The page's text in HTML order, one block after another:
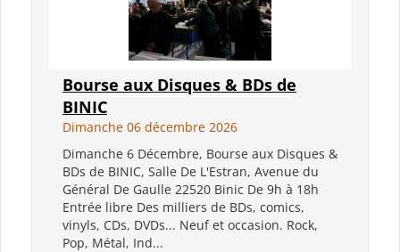
Bourse aux Disques & BDs de
BINIC
Dimanche 06 décembre 2026
Dimanche 6 Décembre, Bourse aux Disques &
BDs de BINIC, Salle De L'Estran, Avenue du
Général De Gaulle 22520 Binic De 9h à 18h
Entrée libre Des milliers de BDs, comics,
vinyls, CDs, DVDs... Neuf et occasion. Rock,
Pop, Métal, Ind...